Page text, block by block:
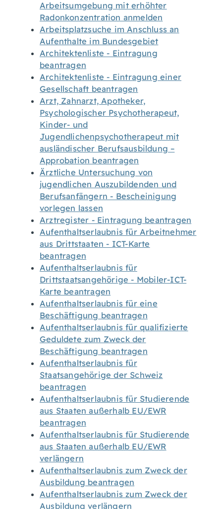
Arbeitsumgebung mit erhöhter
Radonkonzentration anmelden
Arbeitsplatzsuche im Anschluss an
Aufenthalte im Bundesgebiet
Architektenliste - Eintragung
beantragen
Architektenliste - Eintragung einer
Gesellschaft beantragen
Arzt, Zahnarzt, Apotheker,
Psychologischer Psychotherapeut,
Kinder- und
Jugendlichenpsychotherapeut mit
ausländischer Berufsausbildung –
Approbation beantragen
Ärztliche Untersuchung von
jugendlichen Auszubildenden und
Berufsanfängern - Bescheinigung
vorlegen lassen
Arztregister - Eintragung beantragen
Aufenthaltserlaubnis für Arbeitnehmer
aus Drittstaaten - ICT-Karte
beantragen
Aufenthaltserlaubnis für
Drittstaatsangehörige - Mobiler-ICT-
Karte beantragen
Aufenthaltserlaubnis für eine
Beschäftigung beantragen
Aufenthaltserlaubnis für qualifizierte
Geduldete zum Zweck der
Beschäftigung beantragen
Aufenthaltserlaubnis für
Staatsangehörige der Schweiz
beantragen
Aufenthaltserlaubnis für Studierende
aus Staaten außerhalb EU/EWR
beantragen
Aufenthaltserlaubnis für Studierende
aus Staaten außerhalb EU/EWR
verlängern
Aufenthaltserlaubnis zum Zweck der
Ausbildung beantragen
Aufenthaltserlaubnis zum Zweck der
Ausbildung verlängern